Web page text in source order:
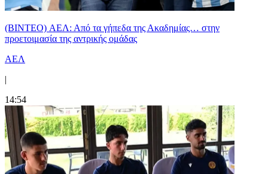
(BINTEO) ΑΕΛ: Από τα γήπεδα της Ακαδημίας… στην
προετοιμασία της αντρικής ομάδας
ΑΕΛ
|
14:54